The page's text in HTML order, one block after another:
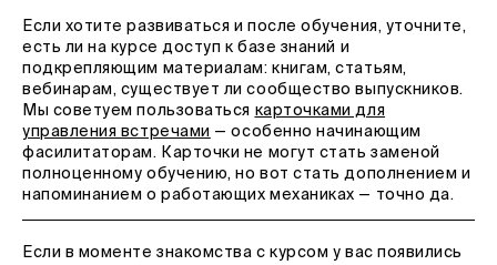
Если хотите развиваться и после обучения, уточните,
есть ли на курсе доступ к базе знаний и
подкрепляющим материалам: книгам, статьям,
вебинарам, существует ли сообщество выпускников.
Мы советуем пользоваться карточками для
управления встречами — особенно начинающим
фасилитаторам. Карточки не могут стать заменой
полноценному обучению, но вот стать дополнением и
напоминанием о работающих механиках — точно да.
Если в моменте знакомства с курсом у вас появились